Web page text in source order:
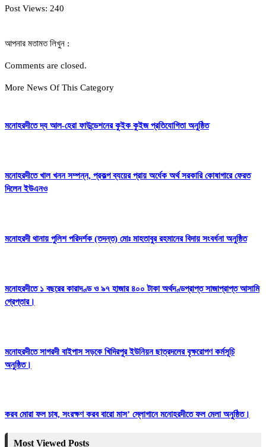
Post Views: 240
আপনার মতামত লিখুন :
Comments are closed.
More News Of This Category
মনোহরদীতে দ্য আল-হেরা ফাউন্ডেশনের কুইক কুইজ প্রতিযোগিতা অনুষ্ঠিত
মনোহরদীতে খাল খনন সম্পন্ন, প্রকল্প ব্যয়ের প্রায় অর্ধেক অর্থ সরকারি কোষাগারে ফেরত
দিলেন ইউএনও
মনোহরদী থানায় পুলিশ পরিদর্শক (তদন্ত) মোঃ মাহতাবুর রহমানের বিদায় সংবর্ধনা অনুষ্ঠিত
মনোহরদীতে ১ বছরের কারাদণ্ড ও ৯৭ হাজার ৪০০ টাকা অর্থদণ্ডপ্রাপ্ত সাজাপ্রাপ্ত আসামি
গ্রেপ্তার।
মনোহরদীতে সাগরদী বাইপাস সড়কে খিদিরপুর ইউনিয়ন ছাত্রদলের বৃক্ষরোপণ কর্মসূচি
অনুষ্ঠিত।
করব মোরা ফল চাষ, সংরক্ষণ করব বারো মাস’ স্লোগানে মনোহরদীতে ফল মেলা অনুষ্ঠিত।
Most Viewed Posts